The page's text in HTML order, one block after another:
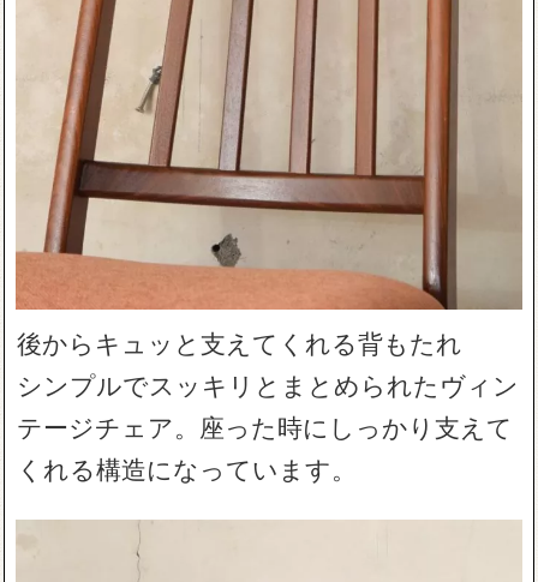
後からキュッと支えてくれる背もたれ
シンプルでスッキリとまとめられたヴィン
テージチェア。座った時にしっかり支えて
くれる構造になっています。